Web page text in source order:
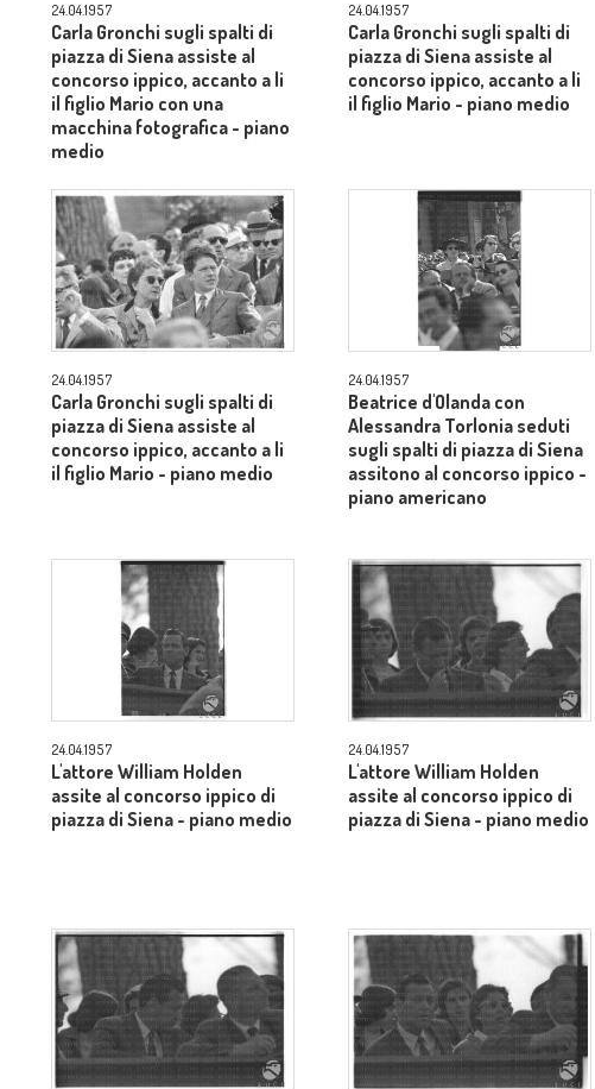
24.04.1957
Carla Gronchi sugli spalti di
piazza di Siena assiste al
concorso ippico, accanto a li
il figlio Mario con una
macchina fotografica - piano
medio
24.04.1957
Carla Gronchi sugli spalti di
piazza di Siena assiste al
concorso ippico, accanto a li
il figlio Mario - piano medio
24.04.1957
Carla Gronchi sugli spalti di
piazza di Siena assiste al
concorso ippico, accanto a li
il figlio Mario - piano medio
24.04.1957
Beatrice d'Olanda con
Alessandra Torlonia seduti
sugli spalti di piazza di Siena
assitono al concorso ippico -
piano americano
24.04.1957
L'attore William Holden
assite al concorso ippico di
piazza di Siena - piano medio
24.04.1957
L'attore William Holden
assite al concorso ippico di
piazza di Siena - piano medio